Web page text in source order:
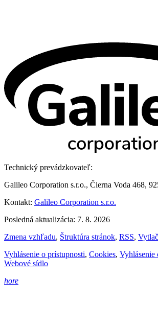
Technický prevádzkovateľ:
Galileo Corporation s.r.o., Čierna Voda 468,
Kontakt: Galileo Corporation s.r.o.
Posledná aktualizácia: 7. 8. 2026
Zmena vzhľadu, Štruktúra stránok, RSS,
Vyhlásenie o prístupnosti, Cookies, Vyhlásenie
Webové sídlo
hore